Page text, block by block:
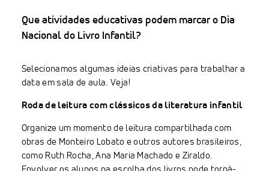
Que atividades educativas podem marcar o Dia
Nacional do Livro Infantil?
Selecionamos algumas ideias criativas para trabalhar a
data em sala de aula. Veja!
Roda de leitura com clássicos da literatura infantil
Organize um momento de leitura compartilhada com
obras de Monteiro Lobato e outros autores brasileiros,
como Ruth Rocha, Ana Maria Machado e Ziraldo.